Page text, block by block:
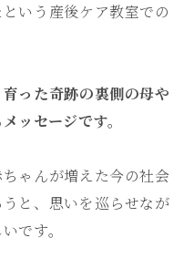
いう産後ケア教室での
った奇跡の裏側の母や
ッセージです。
ゃんが増えた今の社会
と、思いを巡らせなが
です。